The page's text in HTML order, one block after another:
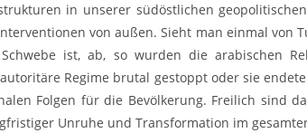
in unserer südöstlichen
von außen. Sieht man einmal von
ist, ab, so wurden die arabischen
Regime brutal gestoppt oder sie
Folgen für die Bevölkerung. Freilich sind
Unruhe und Transformation im